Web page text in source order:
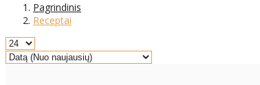
Pagrindinis
Receptai